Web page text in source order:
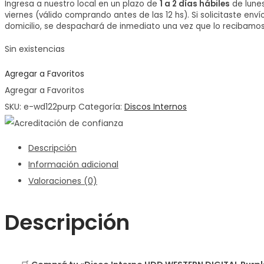
Ingresa a nuestro local en un plazo de 1 a 2 días hábiles de
viernes (válido comprando antes de las 12 hs). Si solicitaste
domicilio, se despachará de inmediato una vez que lo
Sin existencias
Agregar a Favoritos
Agregar a Favoritos
SKU: e-wd122purp Categoría: Discos Internos
Descripción
Información adicional
Valoraciones (0)
Descripción